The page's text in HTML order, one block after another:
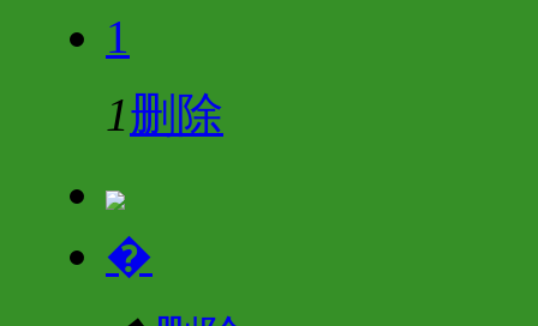
1
1删除
�